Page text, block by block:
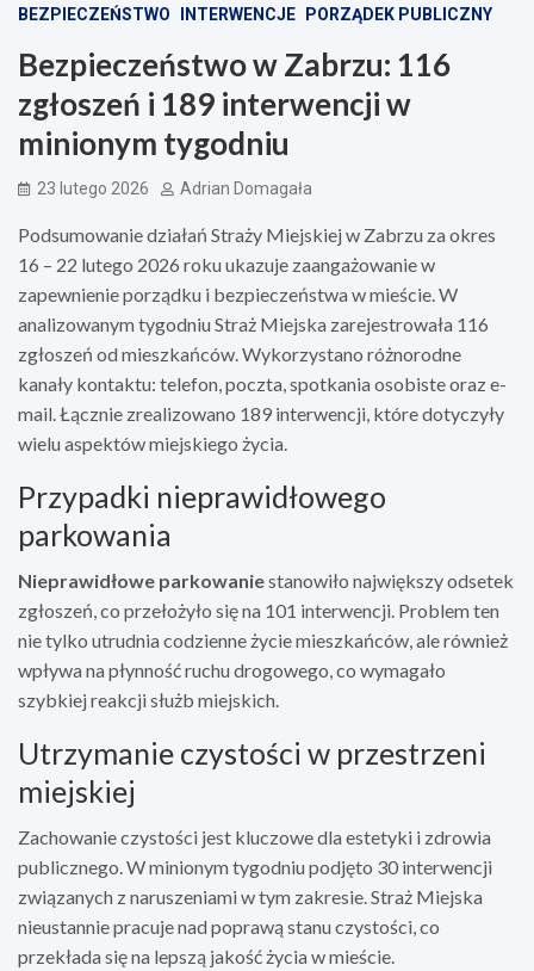
BEZPIECZEŃSTWO INTERWENCJE PORZĄDEK PUBLICZNY
Bezpieczeństwo w Zabrzu: 116
zgłoszeń i 189 interwencji w
minionym tygodniu
23 lutego 2026 Adrian Domagała
Podsumowanie działań Straży Miejskiej w Zabrzu za okres
16 – 22 lutego 2026 roku ukazuje zaangażowanie w
zapewnienie porządku i bezpieczeństwa w mieście. W
analizowanym tygodniu Straż Miejska zarejestrowała 116
zgłoszeń od mieszkańców. Wykorzystano różnorodne
kanały kontaktu: telefon, poczta, spotkania osobiste oraz e-
mail. Łącznie zrealizowano 189 interwencji, które dotyczyły
wielu aspektów miejskiego życia.
Przypadki nieprawidłowego
parkowania
Nieprawidłowe parkowaniestanowiło największy odsetek
zgłoszeń, co przełożyło się na 101 interwencji. Problem ten
nie tylko utrudnia codzienne życie mieszkańców, ale również
wpływa na płynność ruchu drogowego, co wymagało
szybkiej reakcji służb miejskich.
Utrzymanie czystości w przestrzeni
miejskiej
Zachowanie czystości jest kluczowe dla estetyki i zdrowia
publicznego. W minionym tygodniu podjęto 30 interwencji
związanych z naruszeniami w tym zakresie. Straż Miejska
nieustannie pracuje nad poprawą stanu czystości, co
przekłada się na lepszą jakość życia w mieście.